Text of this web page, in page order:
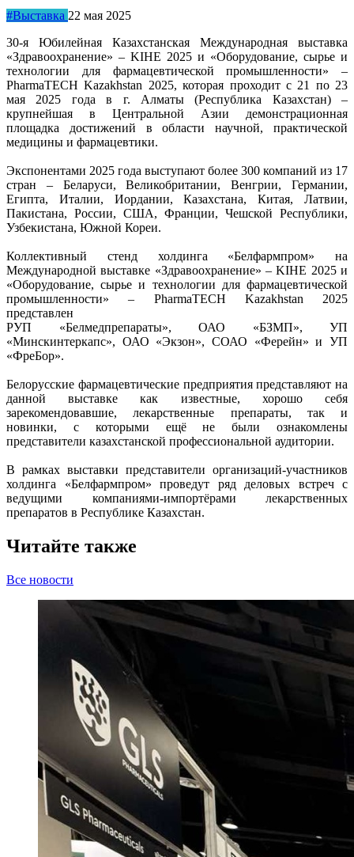
#Выставка 22 мая 2025
30-я Юбилейная Казахстанская Международная выставка
«Здравоохранение» – KIHE 2025 и «Оборудование, сырье и
технологии для фармацевтической промышленности» –
PharmaTECH Kazakhstan 2025, которая проходит с 21 по 23
мая 2025 года в г. Алматы (Республика Казахстан) –
крупнейшая в Центральной Азии демонстрационная
площадка достижений в области научной, практической
медицины и фармацевтики.
Экспонентами 2025 года выступают более 300 компаний из 17
стран – Беларуси, Великобритании, Венгрии, Германии,
Египта, Италии, Иордании, Казахстана, Китая, Латвии,
Пакистана, России, США, Франции, Чешской Республики,
Узбекистана, Южной Кореи.
Коллективный стенд холдинга «Белфармпром» на
Международной выставке «Здравоохранение» – KIHE 2025 и
«Оборудование, сырье и технологии для фармацевтической
промышленности» – PharmaTECH Kazakhstan 2025
представлен
РУП «Белмедпрепараты», ОАО «БЗМП», УП
«Минскинтеркапс», ОАО «Экзон», СОАО «Ферейн» и УП
«ФреБор».
Белорусские фармацевтические предприятия представляют на
данной выставке как известные, хорошо себя
зарекомендовавшие, лекарственные препараты, так и
новинки, с которыми ещё не были ознакомлены
представители казахстанской профессиональной аудитории.
В рамках выставки представители организаций-участников
холдинга «Белфармпром» проведут ряд деловых встреч с
ведущими компаниями-импортёрами лекарственных
препаратов в Республике Казахстан.
Читайте также
Все новости